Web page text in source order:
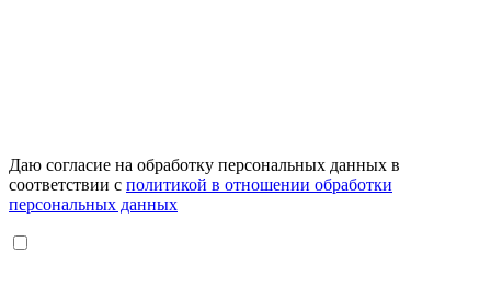
Даю согласие на обработку персональных данных в
соответствии с политикой в отношении обработки
персональных данных